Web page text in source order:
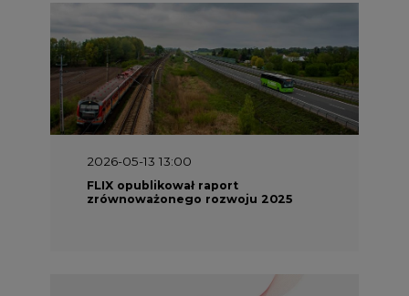
2026-05-13 13:00
FLIX opublikował raport
zrównoważonego rozwoju 2025